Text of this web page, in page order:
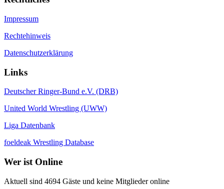
Impressum
Rechtehinweis
Datenschutzerklärung
Links
Deutscher Ringer-Bund e.V. (DRB)
United World Wrestling (UWW)
Liga Datenbank
foeldeak Wrestling Database
Wer ist Online
Aktuell sind 4694 Gäste und keine Mitglieder online